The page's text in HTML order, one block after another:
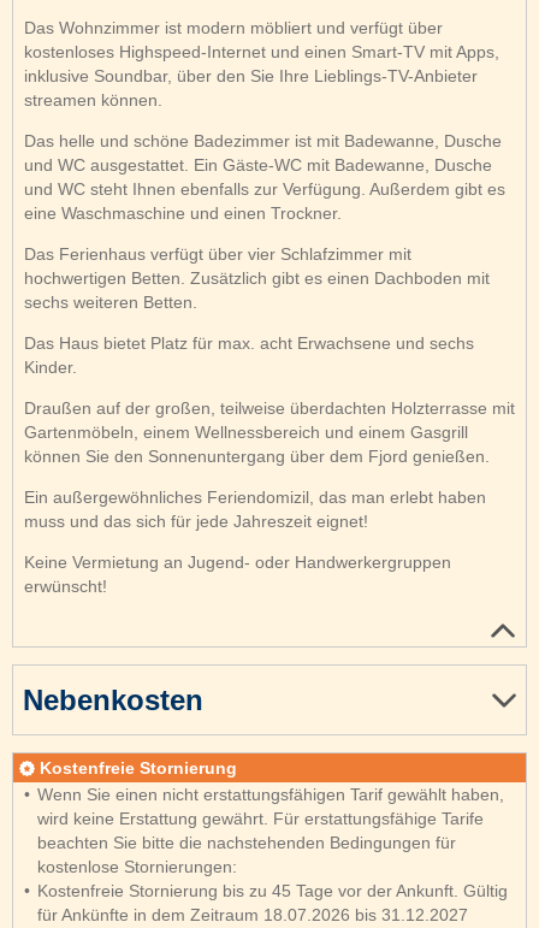
Das Wohnzimmer ist modern möbliert und verfügt über
kostenloses Highspeed-Internet und einen Smart-TV mit Apps,
inklusive Soundbar, über den Sie Ihre Lieblings-TV-Anbieter
streamen können.
Das helle und schöne Badezimmer ist mit Badewanne, Dusche
und WC ausgestattet. Ein Gäste-WC mit Badewanne, Dusche
und WC steht Ihnen ebenfalls zur Verfügung. Außerdem gibt es
eine Waschmaschine und einen Trockner.
Das Ferienhaus verfügt über vier Schlafzimmer mit
hochwertigen Betten. Zusätzlich gibt es einen Dachboden mit
sechs weiteren Betten.
Das Haus bietet Platz für max. acht Erwachsene und sechs
Kinder.
Draußen auf der großen, teilweise überdachten Holzterrasse mit
Gartenmöbeln, einem Wellnessbereich und einem Gasgrill
können Sie den Sonnenuntergang über dem Fjord genießen.
Ein außergewöhnliches Feriendomizil, das man erlebt haben
muss und das sich für jede Jahreszeit eignet!
Keine Vermietung an Jugend- oder Handwerkergruppen
erwünscht!
Nebenkosten
Kostenfreie Stornierung
Wenn Sie einen nicht erstattungsfähigen Tarif gewählt haben,
wird keine Erstattung gewährt. Für erstattungsfähige Tarife
beachten Sie bitte die nachstehenden Bedingungen für
kostenlose Stornierungen:
Kostenfreie Stornierung bis zu 45 Tage vor der Ankunft. Gültig
für Ankünfte in dem Zeitraum 18.07.2026 bis 31.12.2027